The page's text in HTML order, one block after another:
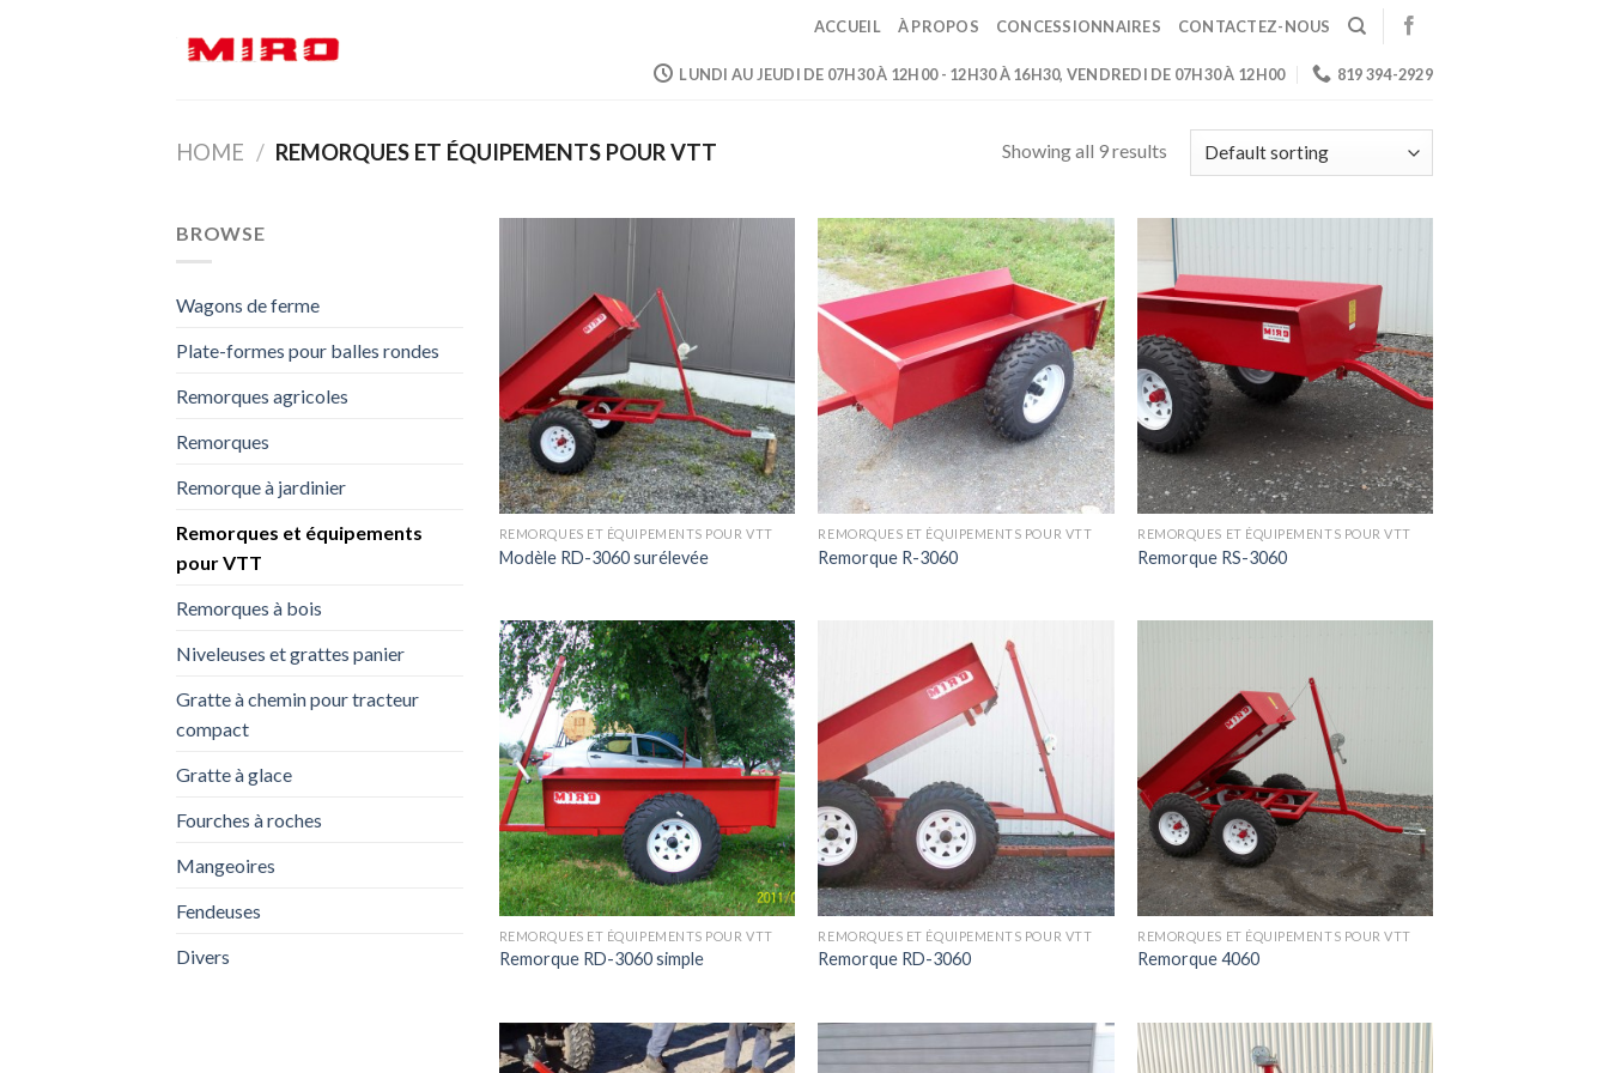
ACCUEIL À PROPOS CONCESSIONNAIRES CONTACTEZ-NOUS
LUNDI AU JEUDI DE 07H30 À 12H00 - 12H30 À 16H30, VENDREDI DE 07H30 À 12H00 819 394-2929
HOME / REMORQUES ET ÉQUIPEMENTS POUR VTT Showing all 9 results
BROWSE
Wagons de ferme
Plate-formes pour balles rondes
Remorques agricoles
Remorques
Remorque à jardinier
Remorques et équipements
pour VTT
Remorques à bois
Niveleuses et grattes panier
Gratte à chemin pour tracteur
compact
Gratte à glace
Fourches à roches
Mangeoires
Fendeuses
Divers
REMORQUES ET ÉQUIPEMENTS POUR VTT
Modèle RD-3060 surélevée
REMORQUES ET ÉQUIPEMENTS POUR VTT
Remorque R-3060
REMORQUES ET ÉQUIPEMENTS POUR VTT
Remorque RS-3060
REMORQUES ET ÉQUIPEMENTS POUR VTT
Remorque RD-3060 simple
REMORQUES ET ÉQUIPEMENTS POUR VTT
Remorque RD-3060
REMORQUES ET ÉQUIPEMENTS POUR VTT
Remorque 4060